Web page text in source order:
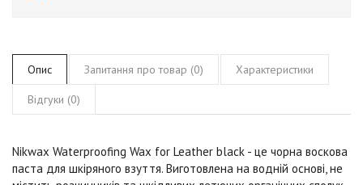
Опис Запитання про товар (0) Характеристики
Відгуки (0)
Nikwax Waterproofing Wax for Leather black - це чорна воскова
паста для шкіряного взуття. Виготовлена на водній основі, не